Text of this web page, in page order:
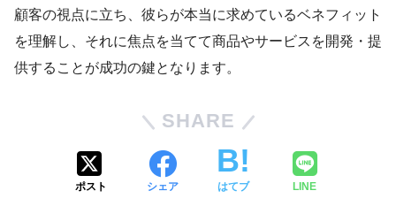
顧客の視点に立ち、彼らが本当に求めているベネフィット
を理解し、それに焦点を当てて商品やサービスを開発・提
供することが成功の鍵となります。
SHARE
ポスト シェア はてブ LINE